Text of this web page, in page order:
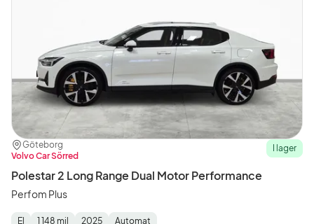
Plats:
Göteborg
Återförsäljare:
Volvo Car Sörred
I lager
Polestar 2 Long Range Dual Motor Performance
Perfom Plus
El 1 148 mil 2025
Automat